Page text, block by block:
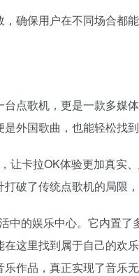
确保用户在不同场合都
点歌机，更是一款多媒
外国歌曲，也能轻松找
卡拉OK体验更加真实
破了传统点歌机的局限，
的娱乐中心。它内置
这里找到属于自己的欢
作品，真正实现了音乐无